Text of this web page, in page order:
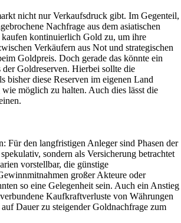
nicht nur Verkaufsdruck gibt. Im Gegenteil,
Nachfrage aus dem asiatischen
kontinuierlich Gold zu, um ihre
Verkäufern aus Not und strategischen
Goldpreis. Doch gerade das könnte ein
Goldreserven. Hierbei sollte die
bisher diese Reserven im eigenen Land
möglich zu halten. Auch dies lässt die
Für den langfristigen Anleger sind Phasen der
sondern als Versicherung betrachtet
vorstellbar, die günstige
großer Akteure oder
so eine Gelegenheit sein. Auch ein Anstieg
Kaufkraftverluste von Währungen
Dauer zu steigender Goldnachfrage zum